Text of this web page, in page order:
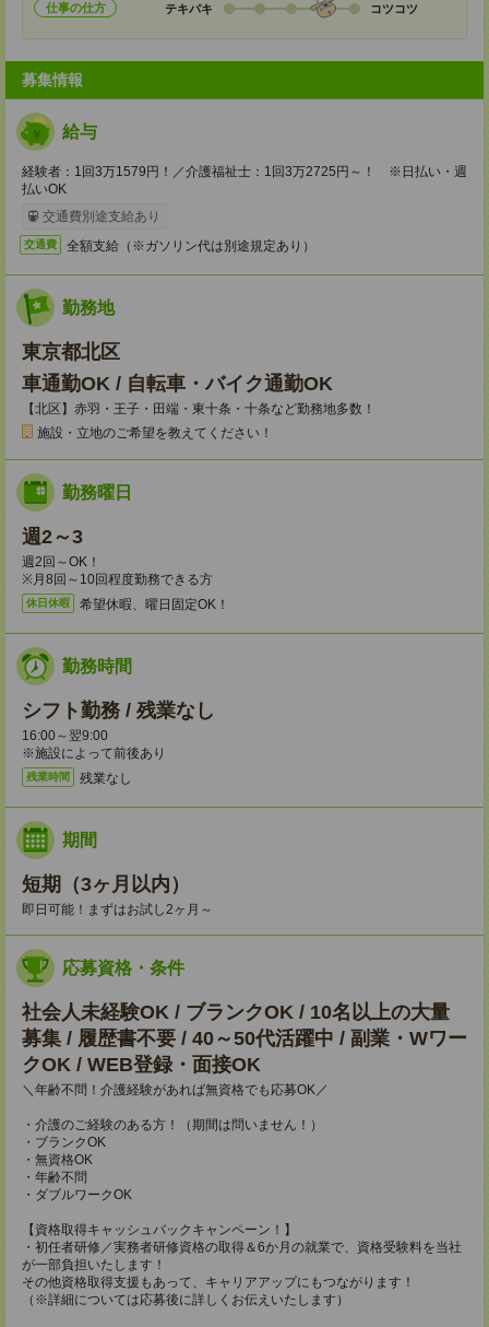
仕事の仕方 テキパキ コツコツ
募集情報
給与
経験者：1回3万1579円！／介護福祉士：1回3万2725円～！ ※日払い・週
払いOK
交通費別途支給あり
交通費 全額支給（※ガソリン代は別途規定あり）
勤務地
東京都北区
車通勤OK / 自転車・バイク通勤OK
【北区】赤羽・王子・田端・東十条・十条など勤務地多数！
施設・立地のご希望を教えてください！
勤務曜日
週2～3
週2回～OK！
※月8回～10回程度勤務できる方
休日休暇 希望休暇、曜日固定OK！
勤務時間
シフト勤務 / 残業なし
16:00～翌9:00
※施設によって前後あり
残業時間 残業なし
期間
短期（3ヶ月以内）
即日可能！まずはお試し2ヶ月～
応募資格・条件
社会人未経験OK / ブランクOK / 10名以上の大量
募集 / 履歴書不要 / 40～50代活躍中 / 副業・Wワー
クOK / WEB登録・面接OK
＼年齢不問！介護経験があれば無資格でも応募OK／
・介護のご経験のある方！（期間は問いません！）
・ブランクOK
・無資格OK
・年齢不問
・ダブルワークOK
【資格取得キャッシュバックキャンペーン！】
・初任者研修／実務者研修資格の取得＆6か月の就業で、資格受験料を当社
が一部負担いたします！
その他資格取得支援もあって、キャリアアップにもつながります！
（※詳細については応募後に詳しくお伝えいたします）